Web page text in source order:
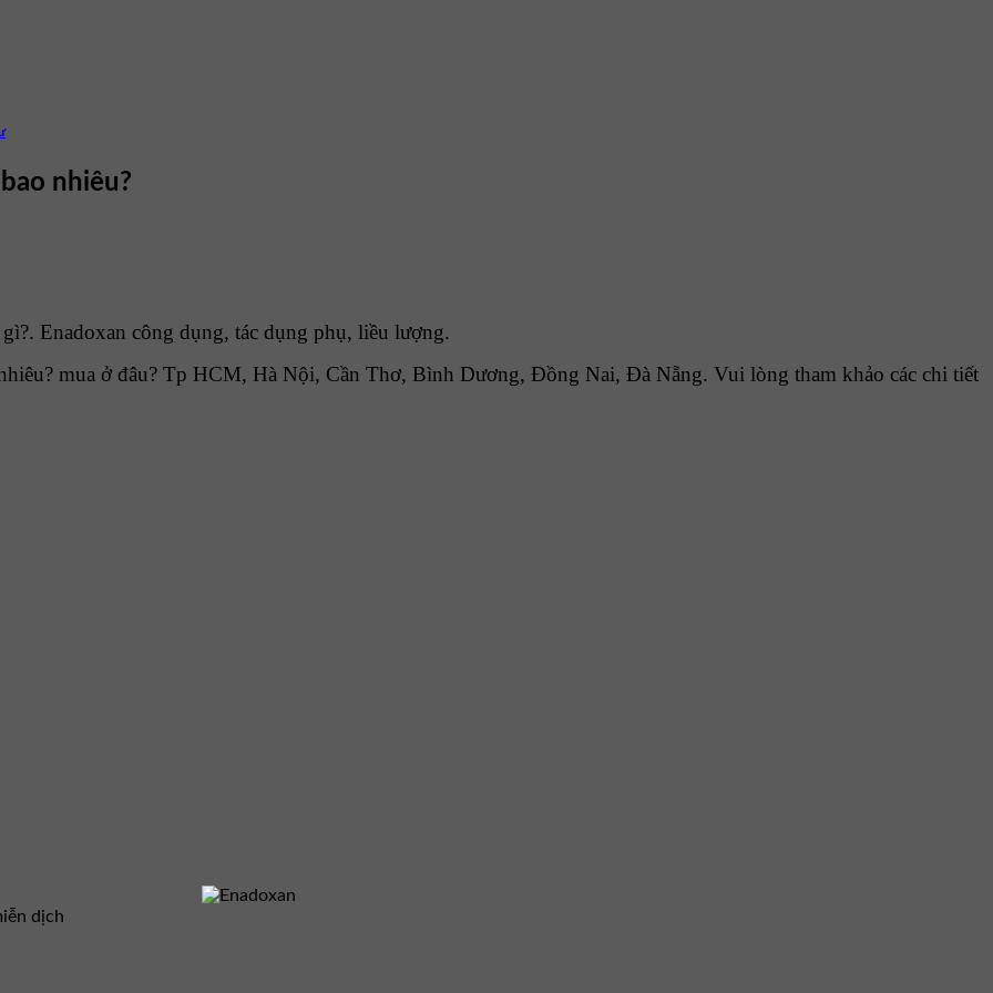
nhiêu?
Enadoxan công dụng, tác dụng phụ, liều lượng.
mua ở đâu? Tp HCM, Hà Nội, Cần Thơ, Bình Dương, Đồng Nai, Đà Nẵng. Vui lòng tham khảo các chi tiết
dịch